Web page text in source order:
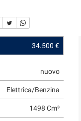
34.500 €
nuovo
Elettrica/Benzina
1498 Cm³